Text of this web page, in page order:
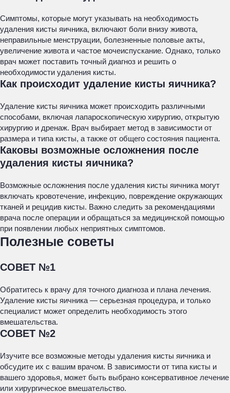
Симптомы, которые могут указывать на необходимость
удаления кисты яичника, включают боли внизу живота,
неправильные менструации, болезненные половые акты,
увеличение живота и частое мочеиспускание. Однако, только
врач может поставить точный диагноз и решить о
необходимости удаления кисты.
Как происходит удаление кисты яичника?
Удаление кисты яичника может происходить различными
способами, включая лапароскопическую хирургию, открытую
хирургию и дренаж. Врач выбирает метод в зависимости от
размера и типа кисты, а также от общего состояния пациента.
Каковы возможные осложнения после
удаления кисты яичника?
Возможные осложнения после удаления кисты яичника могут
включать кровотечение, инфекцию, повреждение окружающих
тканей и рецидив кисты. Важно следить за рекомендациями
врача после операции и обращаться за медицинской помощью
при появлении любых неприятных симптомов.
Полезные советы
СОВЕТ №1
Обратитесь к врачу для точного диагноза и плана лечения.
Удаление кисты яичника — серьезная процедура, и только
специалист может определить необходимость этого
вмешательства.
СОВЕТ №2
Изучите все возможные методы удаления кисты яичника и
обсудите их с вашим врачом. В зависимости от типа кисты и
вашего здоровья, может быть выбрано консервативное лечение
или хирургическое вмешательство.